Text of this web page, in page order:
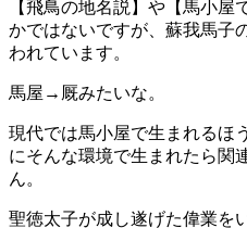
【飛鳥の地名説】や【馬小
かではないですが、蘇我馬子
われています。
馬屋→厩みたいな。
現代では馬小屋で生まれるほ
にそんな環境で生まれたら関
ん。
聖徳太子が成し遂げた偉業を